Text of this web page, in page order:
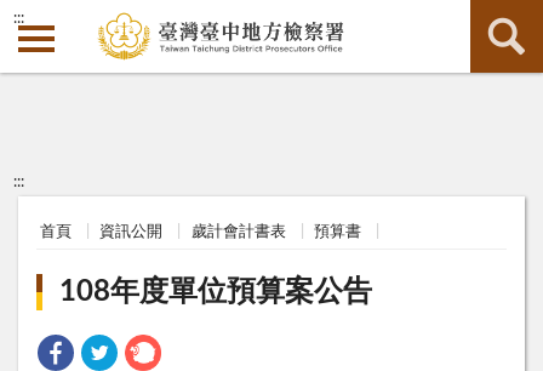
:::
:::
首頁 資訊公開 歲計會計書表 預算書
108年度單位預算案公告